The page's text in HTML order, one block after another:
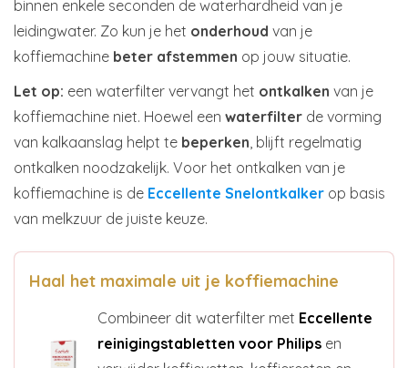
binnen enkele seconden de waterhardheid van je
leidingwater. Zo kun je het onderhoud van je
koffiemachine beter afstemmen op jouw situatie.
Let op: een waterfilter vervangt het ontkalken van je
koffiemachine niet. Hoewel een waterfilter de vorming
van kalkaanslag helpt te beperken, blijft regelmatig
ontkalken noodzakelijk. Voor het ontkalken van je
koffiemachine is de Eccellente Snelontkalker op basis
van melkzuur de juiste keuze.
Haal het maximale uit je koffiemachine
Combineer dit waterfilter met Eccellente
reinigingstabletten voor Philips en